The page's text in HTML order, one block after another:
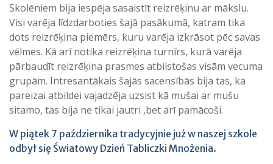
Skolēniem bija iespēja sasaistīt reizrēķinu ar mākslu.
Visi varēja līdzdarboties šajā pasākumā, katram tika
dots reizrēķina piemērs, kuru varēja izkrāsot pēc savas
vēlmes. Kā arī notika reizrēķina turnīrs, kurā varēja
pārbaudīt reizrēķina prasmes atbilstošas visām vecuma
grupām. Intresantākais šajās sacensībās bija tas, ka
pareizai atbildei vajadzēja uzsist kā mušai ar mušu
sitamo, tas bija ne tikai jautri ,bet arī pamācoši.
W piątek 7 października tradycyjnie już w naszej szkole
odbył się Światowy Dzień Tabliczki Mnożenia.